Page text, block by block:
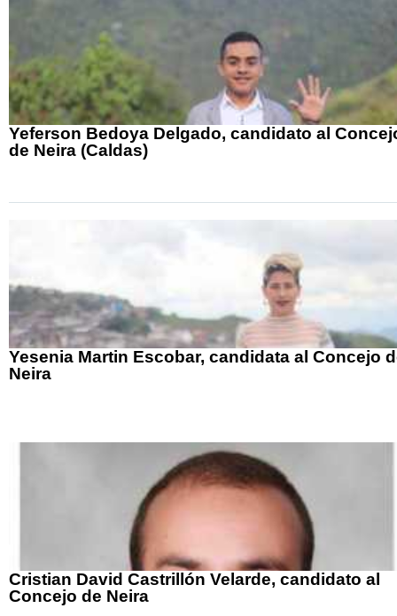
Yeferson Bedoya Delgado, candidato al
de Neira (Caldas)
Yesenia Martin Escobar, candidata al Concejo
Neira
Cristian David Castrillón Velarde, candidato al
Concejo de Neira